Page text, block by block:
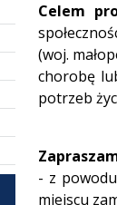
Celem
(woj.
chorobę
potrzeb
- z
miejscu